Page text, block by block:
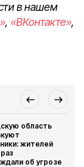
в нашем
, «ВКонтакте»,
область
жителей
об угрозе